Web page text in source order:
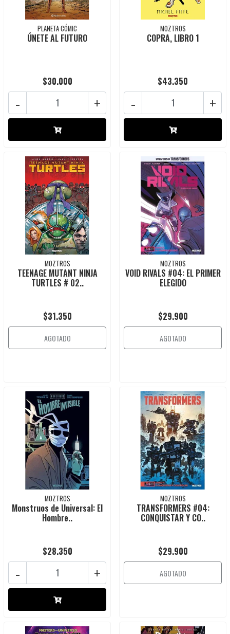
PLANETA CÓMIC
ÚNETE AL FUTURO
$30.000
+
-
MOZTROS
COPRA, LIBRO 1
$43.350
+
-
MOZTROS
TEENAGE MUTANT NINJA
TURTLES # 02..
$31.350
AGOTADO
MOZTROS
VOID RIVALS #04: EL PRIMER
ELEGIDO
$29.900
AGOTADO
MOZTROS
Monstruos de Universal: El
Hombre..
$28.350
+
-
MOZTROS
TRANSFORMERS #04:
CONQUISTAR Y CO..
$29.900
AGOTADO